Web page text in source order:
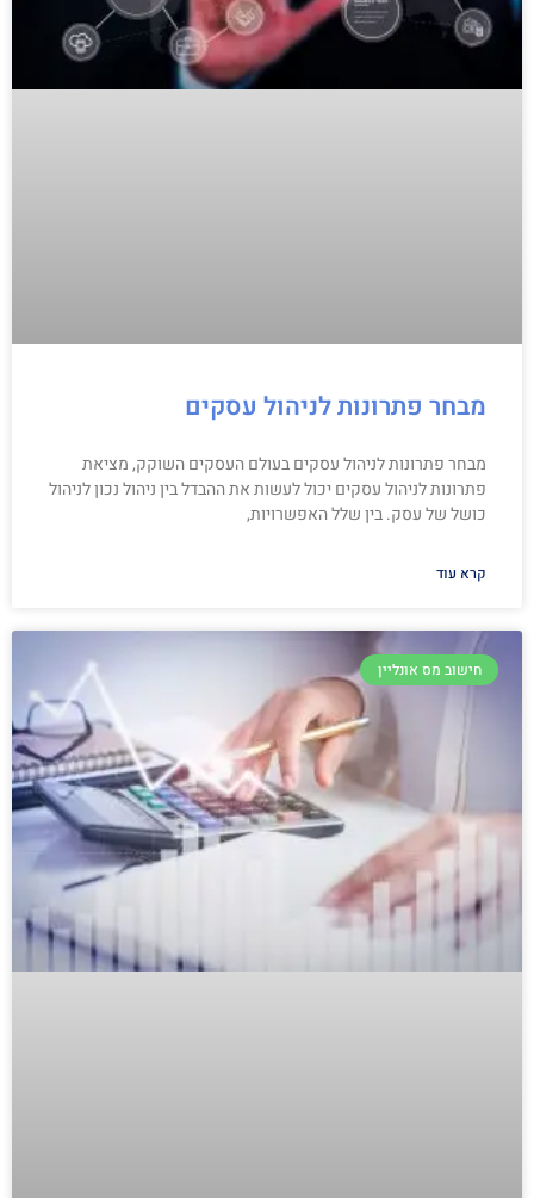
מבחר פתרונות לניהול עסקים
מבחר פתרונות לניהול עסקים בעולם העסקים השוקק, מציאת
פתרונות לניהול עסקים יכול לעשות את ההבדל בין ניהול נכון לניהול
כושל של עסק. בין שלל האפשרויות,
קרא עוד
חישוב מס אונליין